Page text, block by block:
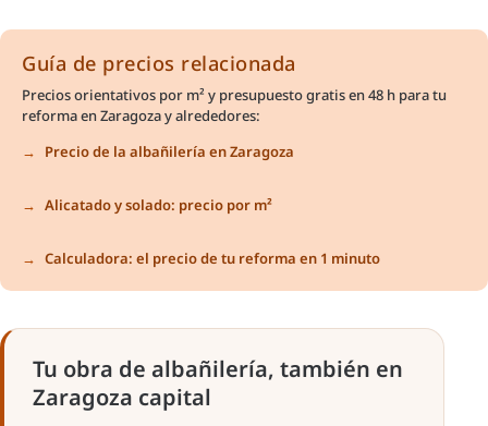
Guía de precios relacionada
Precios orientativos por m² y presupuesto gratis en 48 h para tu
reforma en Zaragoza y alrededores:
Precio de la albañilería en Zaragoza
Alicatado y solado: precio por m²
Calculadora: el precio de tu reforma en 1 minuto
Tu obra de albañilería, también en
Zaragoza capital